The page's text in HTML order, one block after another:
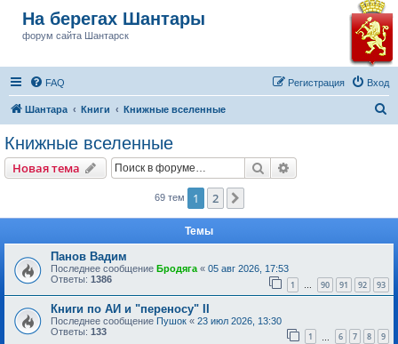
На берегах Шантары
форум сайта Шантарск
FAQ Вход
Регистрация
Шантара Книги Книжные вселенные
Книжные вселенные
Новая тема Поиск
69 тем 1 2
Темы
Панов Вадим
Последнее сообщение Бродяга « 05 авг 2026, 17:53
Ответы: 1386 1 … 90 91 92 93
Книги по АИ и "переносу" II
Последнее сообщение Пушок « 23 июл 2026, 13:30
Ответы: 133 1 6 7 8 9